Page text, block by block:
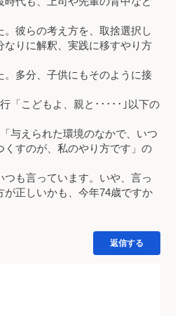
。彼らの考え方を、取捨選択し
なりに解釈、実践に移すやり方
。多分、子供にもそのように接
「こどもよ、親と･････｣以下の
与えられた環境のなかで、いつ
くすのが、私のやり方です」の
も言っています。いや、言っ
が正しいかも、今年74歳ですか
返信する